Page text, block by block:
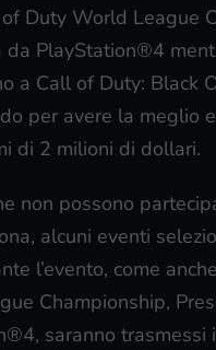
Duty World League
da PlayStation®4
a Call of Duty: Black
per avere la meglio
di 2 milioni di dollari.
non possono
alcuni eventi
l’evento, come
Championship,
saranno trasmessi